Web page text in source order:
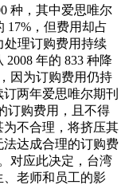
种，其中爱思唯尔
17%，但费用却占
处理订购费用持续
2008 年的 833 种降
因为订购费用仍持
两年爱思唯尔期刊
订购费用，且不得
不合理，将挤压其
达成合理的订购费
对应此决定，台湾
老师和员工的影